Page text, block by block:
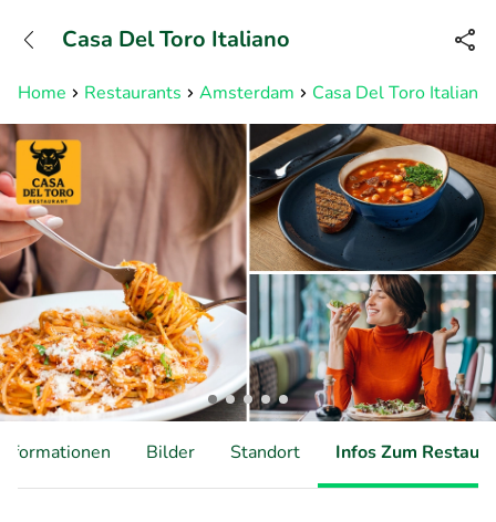
Erreichbar bis 23:00 Uhr (max
0,09€/Min)
Home Restaurants Amsterdam Casa Del Toro Italiano
Casa Del Toro Italiano
Informationen Bilder Standort Infos Zum